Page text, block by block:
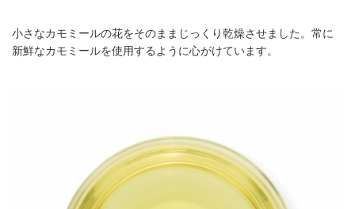
小さなカモミールの花をそのままじっくり乾燥させました。常に
新鮮なカモミールを使用するように心がけています。